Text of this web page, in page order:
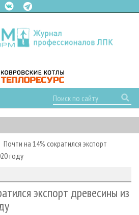
Почти на 14% сократился экспорт
году
экспорт древесины из